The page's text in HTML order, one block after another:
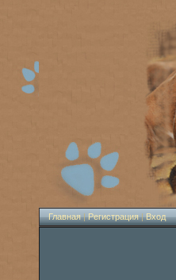
Главная|Регистрация|Вход